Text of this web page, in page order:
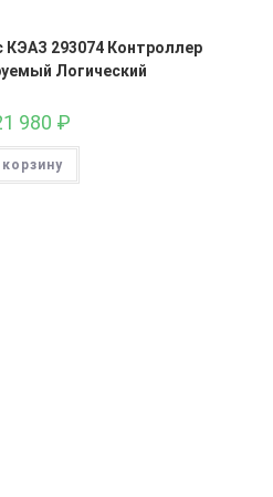
КЭАЗ 293074 Контроллер
Логический
980 ₽
корзину